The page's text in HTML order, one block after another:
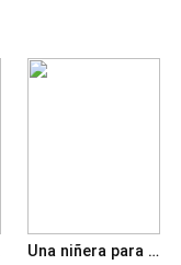
Una niñera para el jefe